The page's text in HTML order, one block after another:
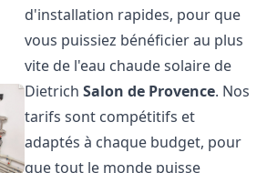
d'installation rapides, pour que
vous puissiez bénéficier au plus
vite de l'eau chaude solaire de
DietrichSalon de Provence. Nos
tarifs sont compétitifs et
adaptés à chaque budget, pour
que tout le monde puisse